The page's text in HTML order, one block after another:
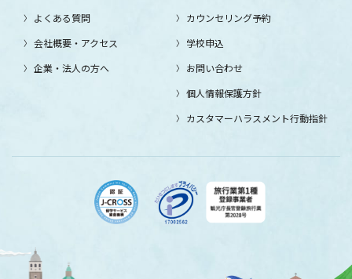
よくある質問
会社概要・アクセス
企業・法人の方へ
カウンセリング予約
学校申込
お問い合わせ
個人情報保護方針
カスタマーハラスメント行動指針